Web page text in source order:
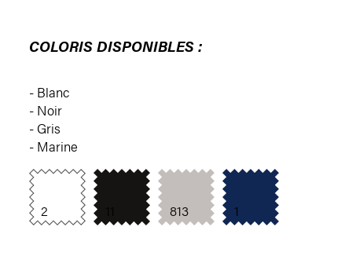
COLORIS DISPONIBLES :
- Blanc
- Noir
- Gris
- Marine
2 813 1